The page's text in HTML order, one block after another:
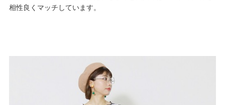
相性良くマッチしています。